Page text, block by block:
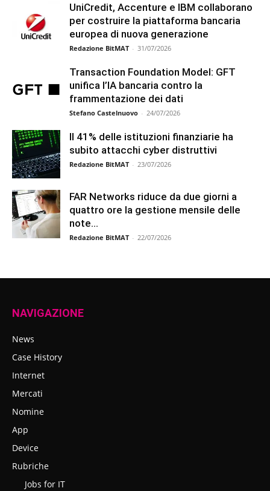
UniCredit, Accenture e IBM collaborano
per costruire la piattaforma bancaria
europea di nuova generazione
Redazione BitMAT - 31/07/2026
Transaction Foundation Model: GFT
unifica l’IA bancaria contro la
frammentazione dei dati
Stefano Castelnuovo - 24/07/2026
Il 41% delle istituzioni finanziarie ha
subito attacchi cyber distruttivi
Redazione BitMAT - 23/07/2026
FAR Networks riduce da due giorni a
quattro ore la gestione mensile delle
note...
Redazione BitMAT - 22/07/2026
NAVIGAZIONE
News
Case History
Internet
Mercati
Nomine
App
Device
Rubriche
Jobs for IT